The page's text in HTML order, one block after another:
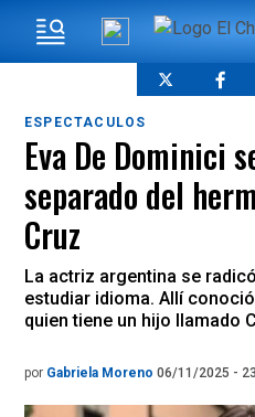
ESPECTACULOS
Eva De Dominici
separado del
Cruz
La actriz argentina se
estudiar idioma. Allí
quien tiene un hijo llamado
por Gabriela Moreno 06/11/2025 -